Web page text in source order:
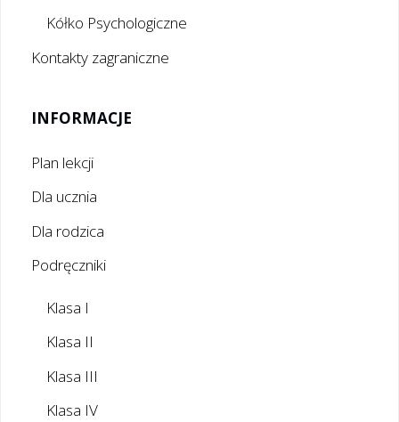
Kółko Psychologiczne
Kontakty zagraniczne
INFORMACJE
Plan lekcji
Dla ucznia
Dla rodzica
Podręczniki
Klasa I
Klasa II
Klasa III
Klasa IV